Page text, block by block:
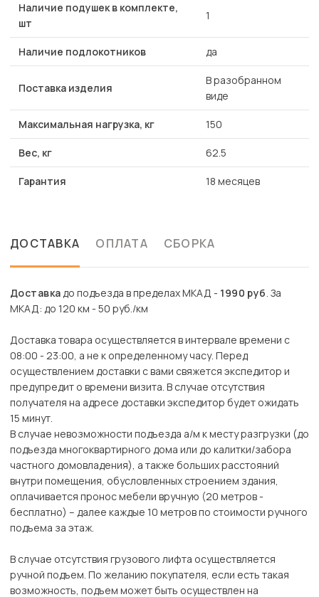
Наличие подушек в комплекте,
шт
1
Наличие подлокотников да
Поставка изделия
В разобранном
виде
Максимальная нагрузка, кг 150
Вес, кг 62.5
Гарантия 18 месяцев
ДОСТАВКА ОПЛАТА СБОРКА
Доставкадо подъезда в пределах МКАД - 1990 руб. За
МКАД: до 120 км - 50 руб./км
Доставка товара осуществляется в интервале времени с
08:00 - 23:00, а не к определенному часу. Перед
осуществлением доставки с вами свяжется экспедитор и
предупредит о времени визита. В случае отсутствия
получателя на адресе доставки экспедитор будет ожидать
15 минут.
В случае невозможности подъезда а/м к месту разгрузки (до
подъезда многоквартирного дома или до калитки/забора
частного домовладения), а также больших расстояний
внутри помещения, обусловленных строением здания,
оплачивается пронос мебели вручную (20 метров -
бесплатно) – далее каждые 10 метров по стоимости ручного
подъема за этаж.
В случае отсутствия грузового лифта осуществляется
ручной подъем. По желанию покупателя, если есть такая
возможность, подъем может быть осуществлен на